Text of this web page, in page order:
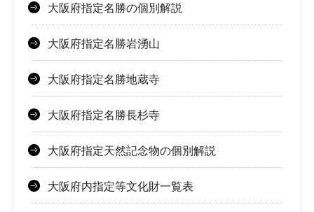
大阪府指定名勝の個別解説
大阪府指定名勝岩湧山
大阪府指定名勝地蔵寺
大阪府指定名勝長杉寺
大阪府指定天然記念物の個別解説
大阪府内指定等文化財一覧表